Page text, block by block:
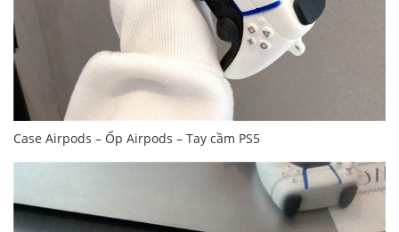
Case Airpods – Ốp Airpods – Tay cầm PS5